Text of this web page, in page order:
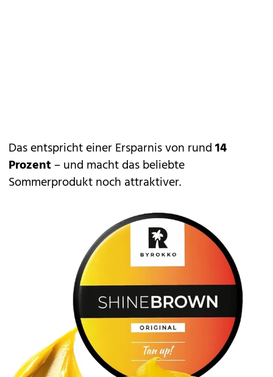
Das entspricht einer Ersparnis von rund14
Prozent– und macht das beliebte
Sommerprodukt noch attraktiver.